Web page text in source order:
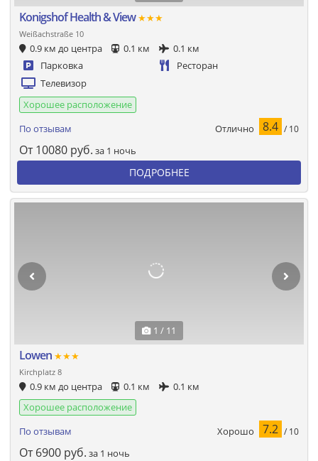
Konigshof Health & View★★★
Weißachstraße 10
0.9 км до центра 0.1 км
0.1 км
Парковка
Ресторан
Телевизор
Хорошее расположение
По отзывам
Отлично 8.4 / 10
От 10080 руб. за 1 ночь
ПОДРОБНЕЕ
1 / 11
Lowen ★★★
Kirchplatz 8
0.9 км до центра 0.1 км
0.1 км
Хорошее расположение
По отзывам
Хорошо 7.2 / 10
От 6900 руб. за 1 ночь